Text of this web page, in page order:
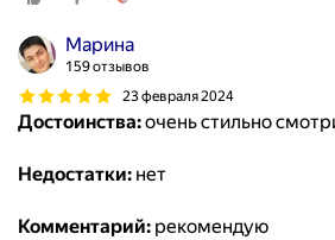
Марина
159 отзывов
23 февраля 2024
Достоинства:очень стильно
Недостатки: нет
Комментарий: рекомендую